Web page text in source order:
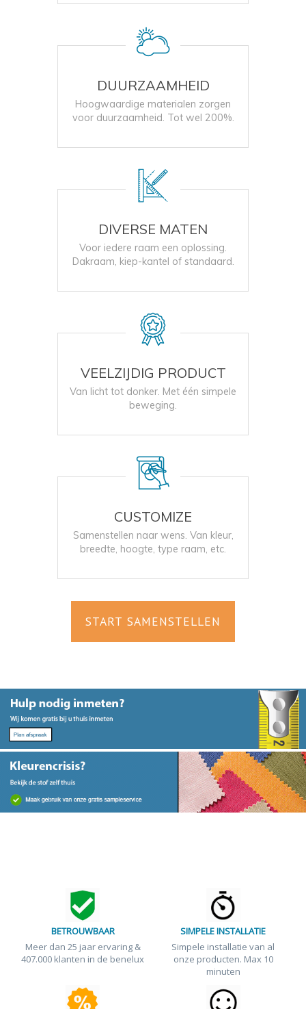
DUURZAAMHEID
Hoogwaardige materialen zorgen
voor duurzaamheid. Tot wel 200%.
DIVERSE MATEN
Voor iedere raam een oplossing.
Dakraam, kiep-kantel of standaard.
VEELZIJDIG PRODUCT
Van licht tot donker. Met één simpele
beweging.
CUSTOMIZE
Samenstellen naar wens. Van kleur,
breedte, hoogte, type raam, etc.
START SAMENSTELLEN
BETROUWBAAR
Meer dan 25 jaar ervaring &
407.000 klanten in de benelux
SIMPELE INSTALLATIE
Simpele installatie van al
onze producten. Max 10
minuten